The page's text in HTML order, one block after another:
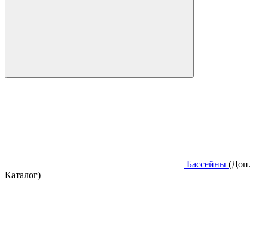
Бассейны (Доп.
Каталог)